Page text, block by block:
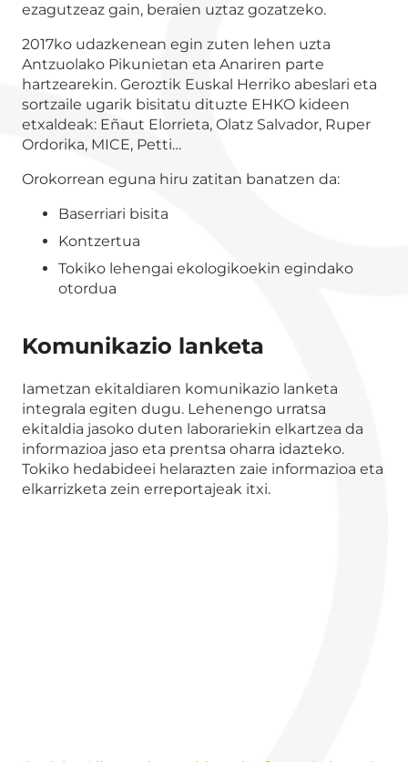
ezagutzeaz gain, beraien uztaz gozatzeko.
2017ko udazkenean egin zuten lehen uzta
Antzuolako Pikunietan eta Anariren parte
hartzearekin. Geroztik Euskal Herriko abeslari eta
sortzaile ugarik bisitatu dituzte EHKO kideen
etxaldeak: Eñaut Elorrieta, Olatz Salvador, Ruper
Ordorika, MICE, Petti…
Orokorrean eguna hiru zatitan banatzen da:
Baserriari bisita
Kontzertua
Tokiko lehengai ekologikoekin egindako
otordua
Komunikazio lanketa
Iametzan ekitaldiaren komunikazio lanketa
integrala egiten dugu. Lehenengo urratsa
ekitaldia jasoko duten laborariekin elkartzea da
informazioa jaso eta prentsa oharra idazteko.
Tokiko hedabideei helarazten zaie informazioa eta
elkarrizketa zein erreportajeak itxi.